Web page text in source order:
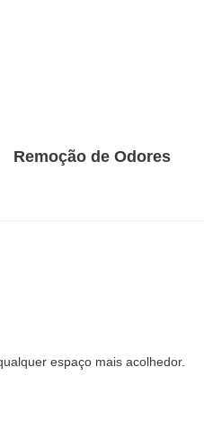
Remoção de Odores
espaço mais acolhedor.